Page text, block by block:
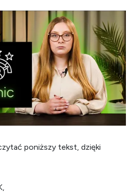
poniższy tekst, dzięki